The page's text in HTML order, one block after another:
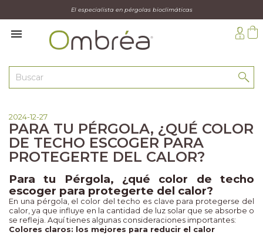
El especialista en pérgolas bioclimáticas

PARA TU PÉRGOLA, ¿QUÉ COLOR
DE TECHO ESCOGER PARA
PROTEGERTE DEL CALOR?
2024-12-27
Para tu Pérgola, ¿qué color de techo
escoger para protegerte del calor?
En una pérgola, el color del techo es clave para protegerse del
calor, ya que influye en la cantidad de luz solar que se absorbe o
se refleja. Aquí tienes algunas consideraciones importantes:
Colores claros: los mejores para reducir el calor